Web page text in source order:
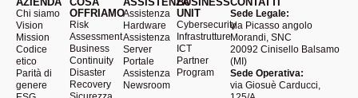
Chi siamo
Vision
Mission
Codice
etico
Parità di
genere
OFFRIAMO
Risk
Assessment
Business
Continuity
Disaster
Recovery
Assistenza
Hardware
Assistenza
Server
Portale
Assistenza
Newsroom
UNIT
Cybersecurity
Infrastrutture
ICT
Partner
Program
Sede Legale:
via Picasso angolo
Morandi, SNC
20092 Cinisello Balsamo
(MI)
Sede Operativa:
via Giosuè Carducci,